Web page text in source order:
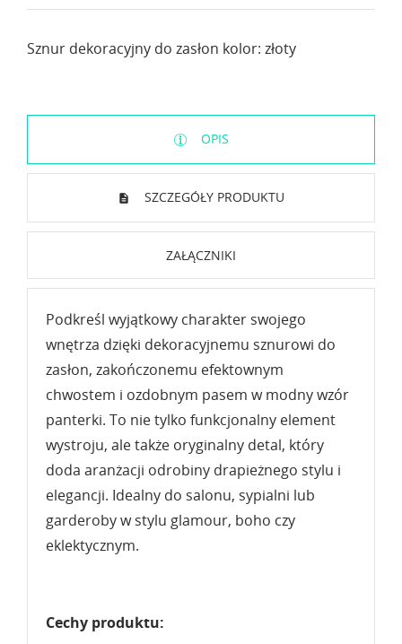
Sznur dekoracyjny do zasłon kolor: złoty
OPIS
SZCZEGÓŁY PRODUKTU
ZAŁĄCZNIKI
Podkreśl wyjątkowy charakter swojego
wnętrza dzięki dekoracyjnemu sznurowi do
zasłon, zakończonemu efektownym
chwostem i ozdobnym pasem w modny wzór
panterki. To nie tylko funkcjonalny element
wystroju, ale także oryginalny detal, który
doda aranżacji odrobiny drapieżnego stylu i
elegancji. Idealny do salonu, sypialni lub
garderoby w stylu glamour, boho czy
eklektycznym.
Cechy produktu: